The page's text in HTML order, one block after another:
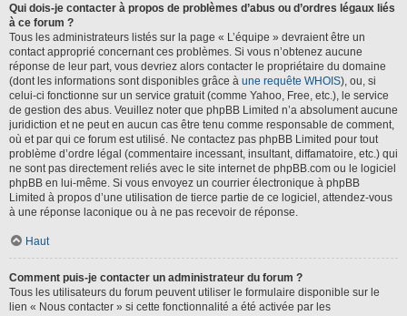
Qui dois-je contacter à propos de problèmes d’abus ou d’ordres légaux liés
à ce forum ?
Tous les administrateurs listés sur la page « L’équipe » devraient être un
contact approprié concernant ces problèmes. Si vous n’obtenez aucune
réponse de leur part, vous devriez alors contacter le propriétaire du domaine
(dont les informations sont disponibles grâce à une requête WHOIS), ou, si
celui-ci fonctionne sur un service gratuit (comme Yahoo, Free, etc.), le service
de gestion des abus. Veuillez noter que phpBB Limited n’a absolument aucune
juridiction et ne peut en aucun cas être tenu comme responsable de comment,
où et par qui ce forum est utilisé. Ne contactez pas phpBB Limited pour tout
problème d’ordre légal (commentaire incessant, insultant, diffamatoire, etc.) qui
ne sont pas directement reliés avec le site internet de phpBB.com ou le logiciel
phpBB en lui-même. Si vous envoyez un courrier électronique à phpBB
Limited à propos d’une utilisation de tierce partie de ce logiciel, attendez-vous
à une réponse laconique ou à ne pas recevoir de réponse.
Haut
Comment puis-je contacter un administrateur du forum ?
Tous les utilisateurs du forum peuvent utiliser le formulaire disponible sur le
lien « Nous contacter » si cette fonctionnalité a été activée par les